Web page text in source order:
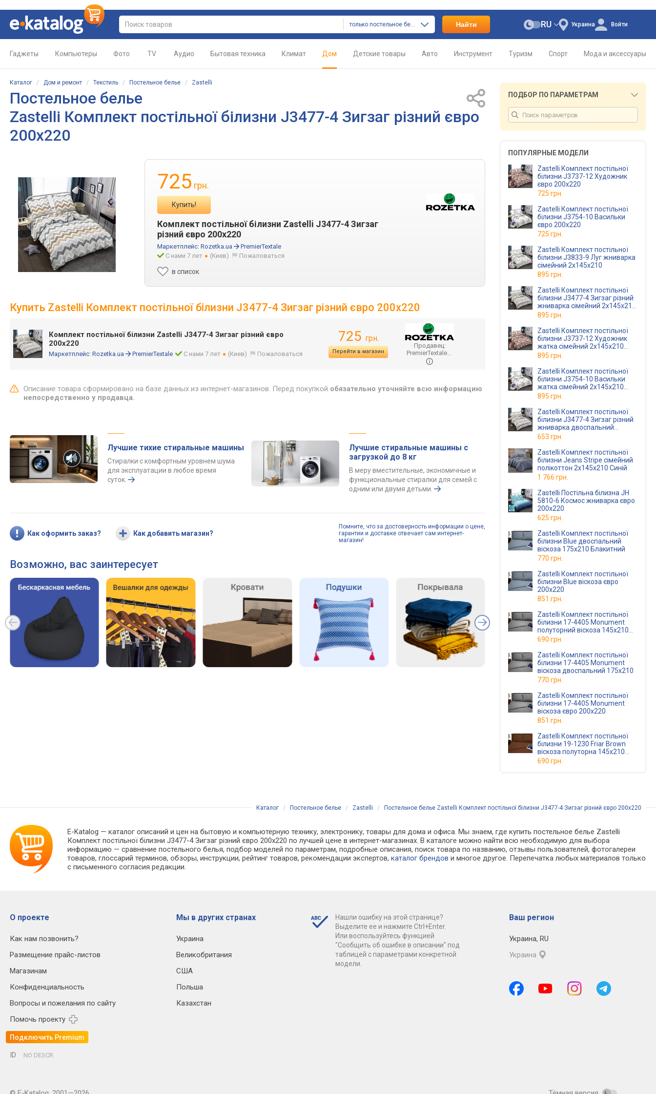
только постельное белье Найти Украина
RU Войти
Гаджеты Компьютеры Фото TV Аудио Бытовая техника Климат Дом Детские товары Авто Инструмент Туризм Спорт Мода и аксессуары
Каталог / Дом и ремонт / Текстиль / Постельное белье / Zastelli
Постельное белье
Zastelli Комплект постільної білизни J3477-4 Зигзаг різний євро
200х220
725 грн.
Купить!
Комплект постільної білизни Zastelli J3477-4 Зигзаг
різний євро 200х220
Маркетплейс: Rozetka.ua
PremierTextale
С нами 7 лет
(Киев) Пожаловаться
в список
Купить Zastelli Комплект постільної білизни J3477-4 Зигзаг різний євро 200х220
Комплект постільної білизни Zastelli J3477-4 Зигзаг різний євро
200х220
Маркетплейс: Rozetka.ua PremierTextale С нами 7 лет (Киев) Пожаловаться
725 грн.
Перейти в магазин
Продавец:
PremierTextale…
Описание товара сформировано на базе данных из интернет-магазинов. Перед покупкой обязательно уточняйте всю информацию
непосредственно у продавца.
Лучшие тихие стиральные машины
Стиралки с комфортным уровнем шума
для эксплуатации в любое время
суток.
Лучшие стиральные машины с
загрузкой до 8 кг
В меру вместительные, экономичные и
функциональные стиралки для семей с
одним или двумя детьми.
Как оформить заказ? Как добавить магазин?
Помните, что за достоверность информации о цене,
гарантии и доставке отвечает сам интернет-
магазин!
Возможно, вас заинтересует
ПОДБОР ПО ПАРАМЕТРАМ
ПОПУЛЯРНЫЕ МОДЕЛИ
Zastelli Комплект постільної
білизни J3737-12 Художник
євро 200х220
725 грн.
Zastelli Комплект постільної
білизни J3754-10 Васильки
євро 200х220
725 грн.
Zastelli Комплект постільної
білизни J3833-9 Луг жниварка
сімейний 2х145х210
895 грн.
Zastelli Комплект постільної
білизни J3477-4 Зигзаг різний
жниварка сімейний 2х145х210
Різнокольоровий
895 грн.
Zastelli Комплект постільної
білизни J3737-12 Художник
жатка сімейний 2х145х210
Різнокольоровий
895 грн.
Zastelli Комплект постільної
білизни J3754-10 Васильки
жатка сімейний 2х145х210
Різнокольоровий
895 грн.
Zastelli Комплект постільної
білизни J3477-4 Зигзаг різний
жниварка двоспальний
175х210 Різнокольоровий
653 грн.
Zastelli Комплект постільної
білизни Jeans Stripe сімейний
полікоттон 2х145х210 Синій
1 766 грн.
Zastelli Постільна білизна JH
5810-6 Космос жниварка євро
200х220
625 грн.
Zastelli Комплект постільної
білизни Blue двоспальний
віскоза 175х210 Блакитний
770 грн.
Zastelli Комплект постільної
білизни Blue віскоза євро
200х220
851 грн.
Zastelli Комплект постільної
білизни 17-4405 Monument
полуторний віскоза 145х210
Сірий
690 грн.
Zastelli Комплект постільної
білизни 17-4405 Monument
віскоза двоспальний 175х210
770 грн.
Zastelli Комплект постільної
білизни 17-4405 Monument
віскоза євро 200х220
851 грн.
Zastelli Комплект постільної
білизни 19-1230 Friar Brown
віскоза полуторна 145х210
Коричневий
690 грн.
Каталог / Постельное белье / Zastelli / Постельное белье Zastelli Комплект постільної білизни J3477-4 Зигзаг різний євро 200х220
E-Katalog — каталог описаний и цен на бытовую и компьютерную технику, электронику, товары для дома и офиса. Мы знаем, где купить постельное белье Zastelli
Комплект постільної білизни J3477-4 Зигзаг різний євро 200х220 по лучшей цене в интернет-магазинах. В каталоге можно найти всю необходимую для выбора
информацию — сравнение постельного белья, подбор моделей по параметрам, подробные описания, поиск товара по названию, отзывы пользователей, фотогалереи
товаров, глоссарий терминов, обзоры, инструкции, рейтинг товаров, рекомендации экспертов,каталог брендов и многое другое. Перепечатка любых материалов только
с письменного согласия редакции.
О проекте
Как нам позвонить?
Размещение прайс-листов
Магазинам
Конфиденциальность
Вопросы и пожелания по сайту
Помочь проекту
Подключить Premium
Мы в других странах
Украина
Великобритания
США
Польша
Казахстан
Нашли ошибку на этой странице?
Выделите ее и нажмите Ctrl+Enter.
Или воспользуйтесь функцией
"Сообщить об ошибке в описании" под
таблицей с параметрами конкретной
модели.
Ваш регион
Украина, RU
Украина
ID NO DESCR